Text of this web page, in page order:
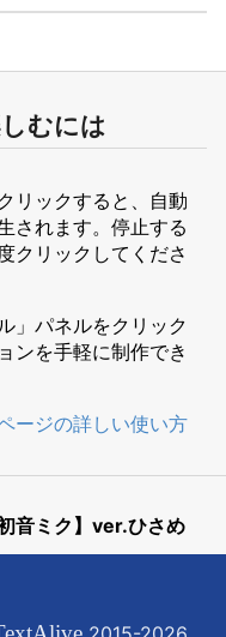
むには
リックすると、自動
されます。停止する
クリックしてくださ
」パネルをクリック
ンを手軽に制作でき
ージの詳しい使い方
音ミク】ver.ひさめ